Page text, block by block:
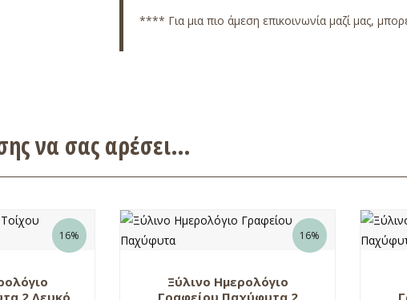
**** Για μια πιο άμεση επικοινωνία μαζί μας,
να σας αρέσει…
16%
2 Λευκό
16%
Ξύλινο Ημερολόγιο
Γραφείου Παχύφυτα 2